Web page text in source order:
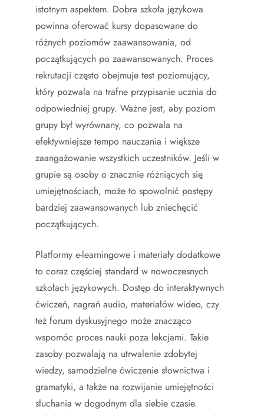
istotnym aspektem. Dobra szkoła językowa
powinna oferować kursy dopasowane do
różnych poziomów zaawansowania, od
początkujących po zaawansowanych. Proces
rekrutacji często obejmuje test poziomujący,
który pozwala na trafne przypisanie ucznia do
odpowiedniej grupy. Ważne jest, aby poziom
grupy był wyrównany, co pozwala na
efektywniejsze tempo nauczania i większe
zaangażowanie wszystkich uczestników. Jeśli w
grupie są osoby o znacznie różniących się
umiejętnościach, może to spowolnić postępy
bardziej zaawansowanych lub zniechęcić
początkujących.
Platformy e-learningowe i materiały dodatkowe
to coraz częściej standard w nowoczesnych
szkołach językowych. Dostęp do interaktywnych
ćwiczeń, nagrań audio, materiałów wideo, czy
też forum dyskusyjnego może znacząco
wspomóc proces nauki poza lekcjami. Takie
zasoby pozwalają na utrwalenie zdobytej
wiedzy, samodzielne ćwiczenie słownictwa i
gramatyki, a także na rozwijanie umiejętności
słuchania w dogodnym dla siebie czasie.